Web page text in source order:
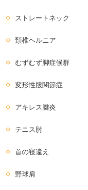
ストレートネック
頚椎ヘルニア
むずむず脚症候群
変形性股関節症
アキレス腱炎
テニス肘
首の寝違え
野球肩